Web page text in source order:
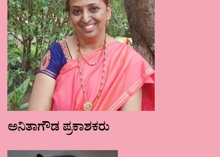
ಅನಿತಾಗೌಡ ಪ್ರಕಾಶಕರು